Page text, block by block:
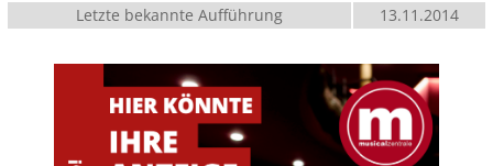
Letzte bekannte Aufführung
13.11.2014